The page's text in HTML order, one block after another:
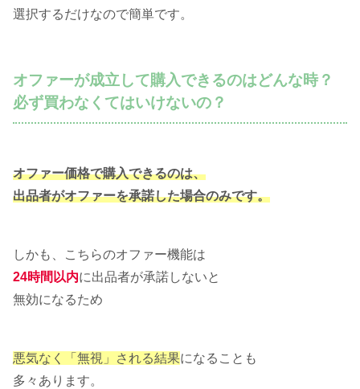
選択するだけなので簡単です。
オファーが成立して購入できるのはどんな時？
必ず買わなくてはいけないの？
オファー価格で購入できるのは、
出品者がオファーを承諾した場合のみです。
しかも、こちらのオファー機能は
24時間以内に出品者が承諾しないと
無効になるため
悪気なく「無視」される結果になることも
多々あります。